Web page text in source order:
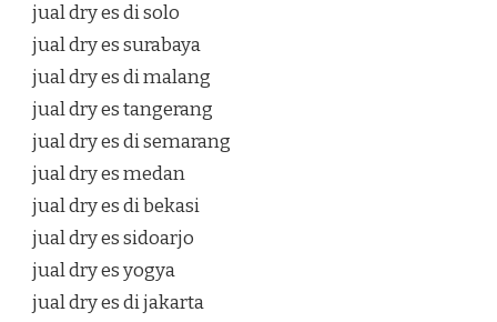
jual dry es di solo
jual dry es surabaya
jual dry es di malang
jual dry es tangerang
jual dry es di semarang
jual dry es medan
jual dry es di bekasi
jual dry es sidoarjo
jual dry es yogya
jual dry es di jakarta